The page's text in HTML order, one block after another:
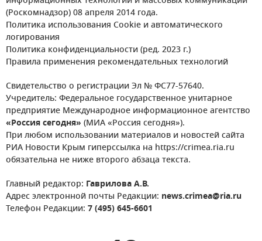
(Роскомнадзор) 08 апреля 2014 года.
Политика использования Cookie и автоматического
логирования
Политика конфиденциальности (ред. 2023 г.)
Правила применения рекомендательных технологий
Свидетельство о регистрации Эл № ФС77-57640.
Учредитель: Федеральное государственное унитарное
предприятие Международное информационное агентство
«Россия сегодня» (МИА «Россия сегодня»).
При любом использовании материалов и новостей сайта
РИА Новости Крым гиперссылка на https://crimea.ria.ru
обязательна не ниже второго абзаца текста.
Главный редактор: Гаврилова А.В.
Адрес электронной почты Редакции: news.crimea@ria.ru
Телефон Редакции: 7 (495) 645-6601